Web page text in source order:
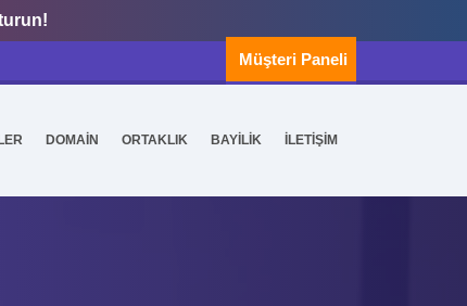
Müşteri Paneli
DOMAİN ORTAKLIK BAYİLİK İLETİŞİM